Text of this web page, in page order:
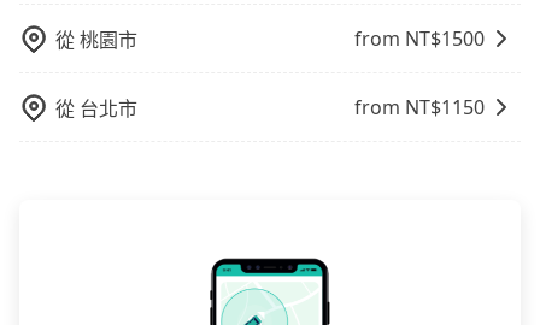
從桃園市 from NT$1500
從 台北市 from NT$1150